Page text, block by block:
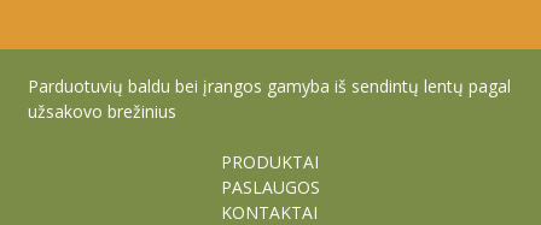
Parduotuvių baldu bei įrangos gamyba iš sendintų lentų pagal
užsakovo brežinius
PRODUKTAI
PASLAUGOS
KONTAKTAI